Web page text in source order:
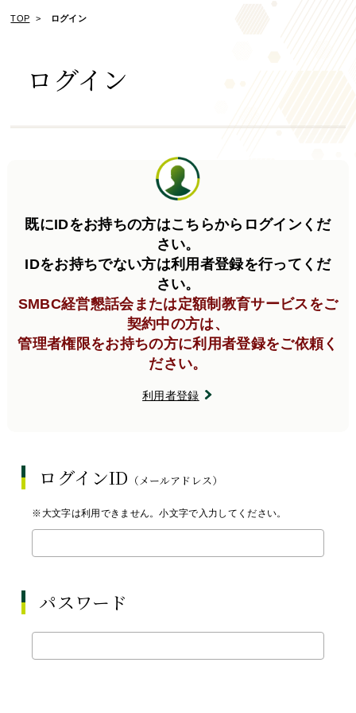
TOP ログイン
ログイン
既にIDをお持ちの方はこちらからログインくだ
さい。
IDをお持ちでない方は利用者登録を行ってくだ
さい。
SMBC経営懇話会または定額制教育サービスをご
契約中の方は、
管理者権限をお持ちの方に利用者登録をご依頼く
ださい。
利用者登録
ログインID （メールアドレス）
※大文字は利用できません。小文字で入力してください。
パスワード